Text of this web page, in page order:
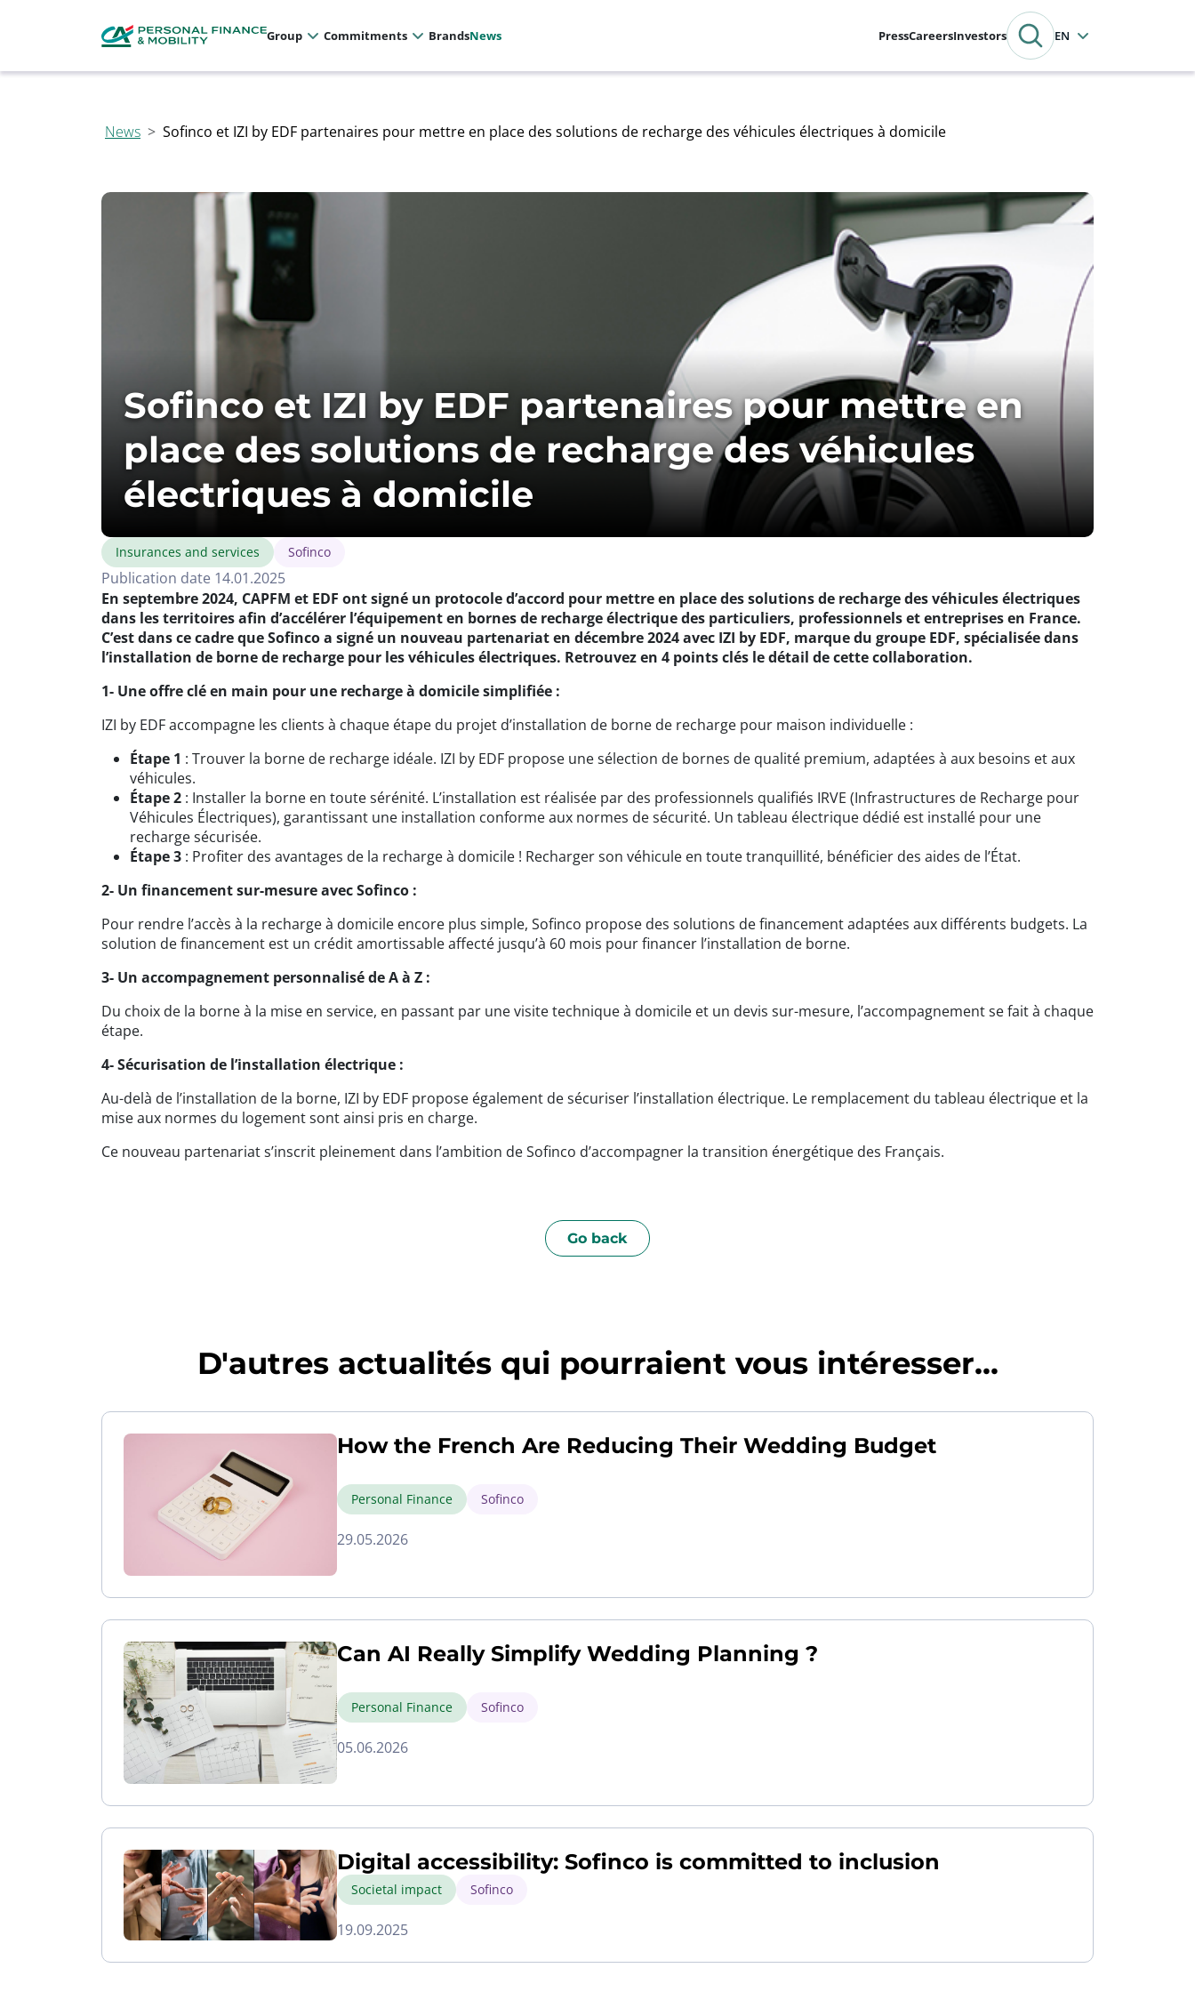
Allez au menu principal
Allez au contenu
Allez au pied de page
Group Commitments BrandsNews PressCareersInvestors English
News Sofinco et IZI by EDF partenaires pour mettre en place des solutions de recharge des véhicules électriques à domicile
Sofinco et IZI by EDF partenaires pour mettre en
place des solutions de recharge des véhicules
électriques à domicile
Insurances and services Sofinco
Publication date 14.01.2025
En septembre 2024, CAPFM et EDF ont signé un protocole d’accord pour mettre en place des solutions de recharge des véhicules électriques
dans les territoires afin d’accélérer l’équipement en bornes de recharge électrique des particuliers, professionnels et entreprises en France.
C’est dans ce cadre que Sofinco a signé un nouveau partenariat en décembre 2024 avec IZI by EDF, marque du groupe EDF, spécialisée dans
l’installation de borne de recharge pour les véhicules électriques. Retrouvez en 4 points clés le détail de cette collaboration.
1- Une offre clé en main pour une recharge à domicile simplifiée :
IZI by EDF accompagne les clients à chaque étape du projet d’installation de borne de recharge pour maison individuelle :
Étape 1 : Trouver la borne de recharge idéale. IZI by EDF propose une sélection de bornes de qualité premium, adaptées à aux besoins et aux
véhicules.
Étape 2 : Installer la borne en toute sérénité. L’installation est réalisée par des professionnels qualifiés IRVE (Infrastructures de Recharge pour
Véhicules Électriques), garantissant une installation conforme aux normes de sécurité. Un tableau électrique dédié est installé pour une
recharge sécurisée.
Étape 3 : Profiter des avantages de la recharge à domicile ! Recharger son véhicule en toute tranquillité, bénéficier des aides de l’État.
2- Un financement sur-mesure avec Sofinco :
Pour rendre l’accès à la recharge à domicile encore plus simple, Sofinco propose des solutions de financement adaptées aux différents budgets. La
solution de financement est un crédit amortissable affecté jusqu’à 60 mois pour financer l’installation de borne.
3- Un accompagnement personnalisé de A à Z :
Du choix de la borne à la mise en service, en passant par une visite technique à domicile et un devis sur-mesure, l’accompagnement se fait à chaque
étape.
4- Sécurisation de l’installation électrique :
Au-delà de l’installation de la borne, IZI by EDF propose également de sécuriser l’installation électrique. Le remplacement du tableau électrique et la
mise aux normes du logement sont ainsi pris en charge.
Ce nouveau partenariat s’inscrit pleinement dans l’ambition de Sofinco d’accompagner la transition énergétique des Français.
Go back
D'autres actualités qui pourraient vous intéresser...
How the French Are Reducing Their Wedding Budget
Personal Finance Sofinco
29.05.2026
Can AI Really Simplify Wedding Planning ?
Personal Finance Sofinco
05.06.2026
Digital accessibility: Sofinco is committed to inclusion
Societal impact Sofinco
19.09.2025